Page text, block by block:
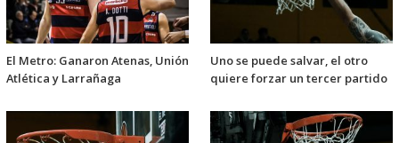
El Metro: Ganaron Atenas, Unión
Atlética y Larrañaga
Uno se puede salvar, el otro
quiere forzar un tercer partido